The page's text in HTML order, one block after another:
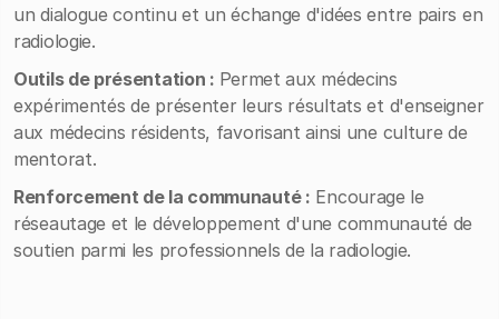
un dialogue continu et un échange d'idées entre pairs en
radiologie.
Outils de présentation : Permet aux médecins
expérimentés de présenter leurs résultats et d'enseigner
aux médecins résidents, favorisant ainsi une culture de
mentorat.
Renforcement de la communauté : Encourage le
réseautage et le développement d'une communauté de
soutien parmi les professionnels de la radiologie.